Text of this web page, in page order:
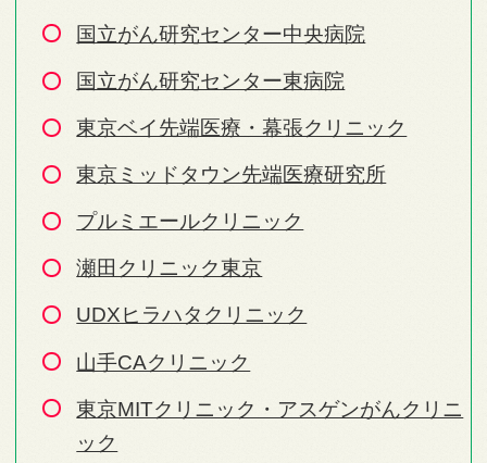
国立がん研究センター中央病院
国立がん研究センター東病院
東京ベイ先端医療・幕張クリニック
東京ミッドタウン先端医療研究所
プルミエールクリニック
瀬田クリニック東京
UDXヒラハタクリニック
山手CAクリニック
東京MITクリニック・アスゲンがんクリニ
ック